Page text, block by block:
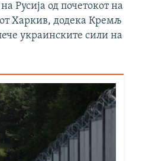
Русија од почетокот на
Харкив, додека Кремљ
украинските сили на